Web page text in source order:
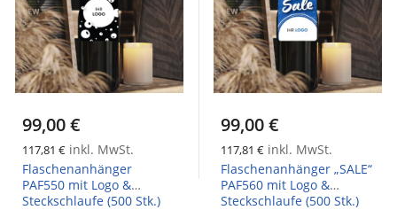
99,00 €
117,81 € inkl. MwSt.
Flaschenanhänger
PAF550 mit Logo &
Steckschlaufe (500 Stk.)
99,00 €
117,81 € inkl. MwSt.
Flaschenanhänger „SALE“
PAF560 mit Logo &
Steckschlaufe (500 Stk.)